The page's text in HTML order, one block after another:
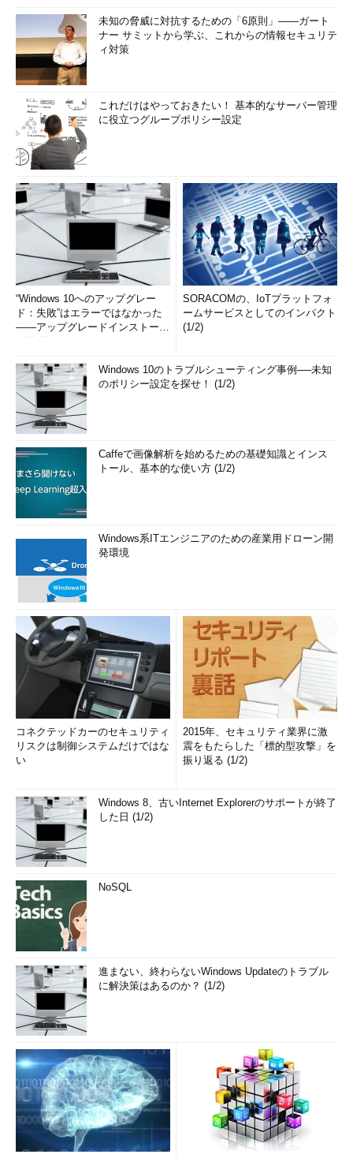
画面8「.NET Framework 3.5（.NET 2.0および3.0を含
む）」を有効化済みのPC。WinSxSフォルダーにダウンロー
8月、9月のWindows Update後にトラブルに遭遇しません
でしたか？
実は「.NET Framework 3.5（.NET 2.0および3.0を含む）」の
有効化に関して、2014年8月と9月のセキュリティ更新プログラ
ムが問題を引き起こしていました（画面9）。
因で「.NET Framework 3.5（.NET 2.0および3.0を含む）」
「.NET Framework 3.5（.NET 2.0および3.0を含む）」を有効
化しようとしない限り、この問題には遭遇しません。また、
した後に、この更新プログラムを適用した場合は、何の問題もあ
りません。
この問題は、10月上旬にリリースされた修正プログラムですで
に解消しています。そのため、問題に遭遇した人は少ないはずで
す。しかしながら、遭遇してしまった人は、理由が分からず面倒
なことになったに違いありません。
有効化が失敗すると、インストールを続行できません。
Windows Server 2012 R2、Windows Server 2012、
Windows 8.1、またはWindows 8上でセキュリティ更新プ
後でMicrosoft.NET Framework 3.5の機能を有効化できな
い（2014/10/09）
Windows Server 2012 R2、Windows Server 2012、
Windows 8.1、およびWindows 8上の.NET Framework
3.5の更新プログラム（2014/10/07）（マイクロソフト サ
ポート）
筆者紹介
山市 良（やまいち りょう）
岩手県花巻市在住。Microsoft MVP：Hyper-V（Oct 2008 -
Sep 2014）。SIer、IT出版社、中堅企業のシステム管理者を
経て、フリーのテクニカルライターに。マイクロソフト製品、
テクノロジを中心に、IT雑誌、Webサイトへの記事の寄稿、ド
未知の脅威に対抗するための「6原則」――ガート
ナー サミットから学ぶ、これからの情報セキュリテ
ィ対策
これだけはやっておきたい！ 基本的なサーバー管理
に役立つグループポリシー設定
“Windows 10へのアップグレー
ド：失敗”はエラーではなかった
――アップグレードインストール
SORACOMの、IoTプラットフォ
ームサービスとしてのインパクト
(1/2)
Windows 10のトラブルシューティング事例──未知
のポリシー設定を探せ！ (1/2)
Caffeで画像解析を始めるための基礎知識とインス
トール、基本的な使い方 (1/2)
Windows系ITエンジニアのための産業用ドローン開
発環境
コネクテッドカーのセキュリティ
リスクは制御システムだけではな
い
2015年、セキュリティ業界に激
震をもたらした「標的型攻撃」を
振り返る (1/2)
Windows 8、古いInternet Explorerのサポートが終了
した日 (1/2)
NoSQL
進まない、終わらないWindows Updateのトラブル
に解決策はあるのか？ (1/2)